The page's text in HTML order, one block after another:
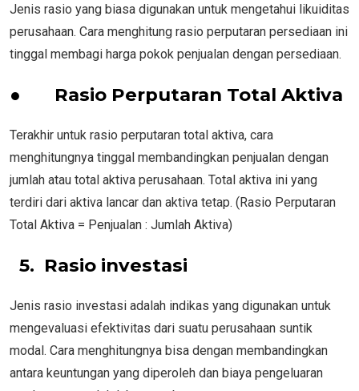
Jenis rasio yang biasa digunakan untuk mengetahui likuiditas
perusahaan. Cara menghitung rasio perputaran persediaan ini
tinggal membagi harga pokok penjualan dengan persediaan.
● Rasio Perputaran Total Aktiva
Terakhir untuk rasio perputaran total aktiva, cara
menghitungnya tinggal membandingkan penjualan dengan
jumlah atau total aktiva perusahaan. Total aktiva ini yang
terdiri dari aktiva lancar dan aktiva tetap. (Rasio Perputaran
Total Aktiva = Penjualan : Jumlah Aktiva)
5. Rasio investasi
Jenis rasio investasi adalah indikas yang digunakan untuk
mengevaluasi efektivitas dari suatu perusahaan suntik
modal. Cara menghitungnya bisa dengan membandingkan
antara keuntungan yang diperoleh dan biaya pengeluaran